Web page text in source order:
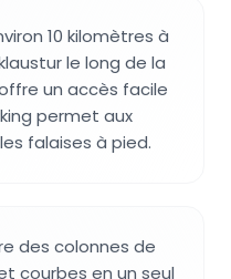
10 kilomètres à
le long de la
un accès facile
permet aux
falaises à pied.
des colonnes de
courbes en un seul